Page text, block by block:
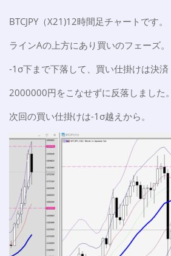
BTCJPY（X21)12時間足チャートです。
ラインAの上方にあり買いのフェーズ。
-1σ下まで下落して、買い仕掛けは決
2000000円をこなせずに反落しました。
次回の買い仕掛けは-1σ越えから。